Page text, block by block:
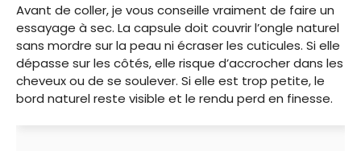
Avant de coller, je vous conseille vraiment de faire un
essayage à sec. La capsule doit couvrir l’ongle naturel
sans mordre sur la peau ni écraser les cuticules. Si elle
dépasse sur les côtés, elle risque d’accrocher dans les
cheveux ou de se soulever. Si elle est trop petite, le
bord naturel reste visible et le rendu perd en finesse.